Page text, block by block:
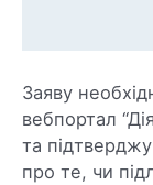
Заяву
вебпортал
та
про те, чи